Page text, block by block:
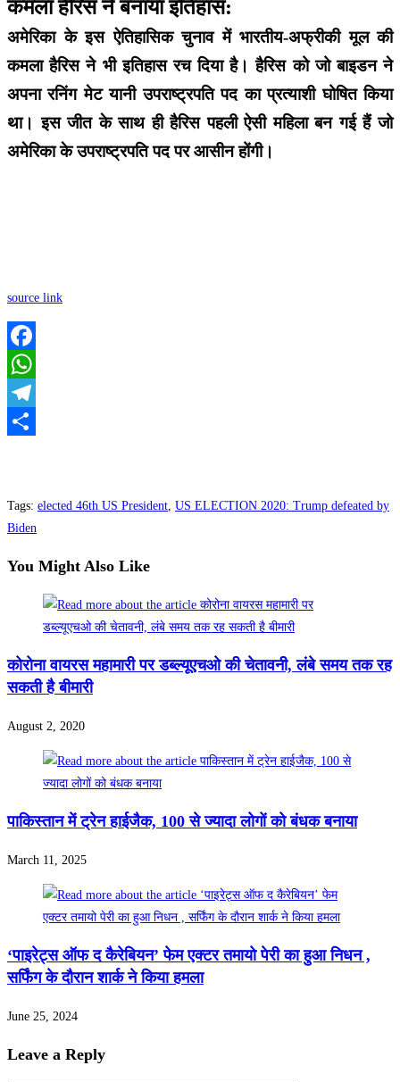
कमला हैरिस ने बनाया इतिहास:
अमेरिका के इस ऐतिहासिक चुनाव में भारतीय-अफ्रीकी मूल की
कमला हैरिस ने भी इतिहास रच दिया है। हैरिस को जो बाइडन ने
अपना रनिंग मेट यानी उपराष्ट्रपति पद का प्रत्याशी घोषित किया
था। इस जीत के साथ ही हैरिस पहली ऐसी महिला बन गई हैं जो
अमेरिका के उपराष्ट्रपति पद पर आसीन होंगी।
source link
Facebook
WhatsApp
Telegram
Tags: elected 46th US President, US ELECTION 2020: Trump defeated by
Biden
You Might Also Like
कोरोना वायरस महामारी पर डब्ल्यूएचओ की चेतावनी, लंबे समय तक रह
सकती है बीमारी
August 2, 2020
पाकिस्तान में ट्रेन हाईजैक, 100 से ज्यादा लोगों को बंधक बनाया
March 11, 2025
‘पाइरेट्स ऑफ द कैरेबियन’ फेम एक्टर तमायो पेरी का हुआ निधन ,
सर्फिंग के दौरान शार्क ने किया हमला
June 25, 2024
Leave a Reply